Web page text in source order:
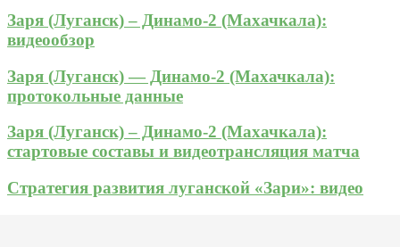
Заря (Луганск) – Динамо-2 (Махачкала):
видеообзор
Заря (Луганск) — Динамо-2 (Махачкала):
протокольные данные
Заря (Луганск) – Динамо-2 (Махачкала):
стартовые составы и видеотрансляция матча
Стратегия развития луганской «Зари»: видео